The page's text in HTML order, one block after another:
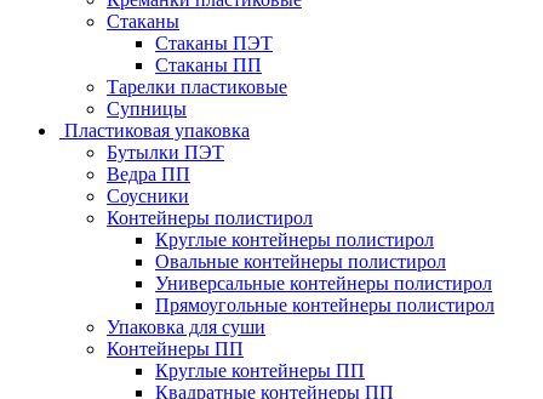
Стаканы
Стаканы ПЭТ
Стаканы ПП
Тарелки пластиковые
Супницы
Пластиковая упаковка
Бутылки ПЭТ
Ведра ПП
Соусники
Контейнеры полистирол
Круглые контейнеры полистирол
Овальные контейнеры полистирол
Универсальные контейнеры полистирол
Прямоугольные контейнеры полистирол
Упаковка для суши
Контейнеры ПП
Круглые контейнеры ПП
Квадратные контейнеры ПП